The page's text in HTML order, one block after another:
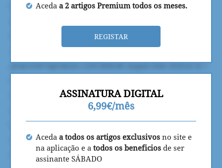
Aceda a 2 artigos Premium todos os meses.
REGISTAR
ASSINATURA DIGITAL
6,99€/mês
Aceda a todos os artigos exclusivos no site e
na aplicação e a todos os beneficios de ser
assinante SÁBADO